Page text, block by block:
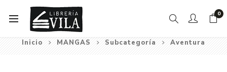
0
Inicio MANGAS Subcategoría Aventura